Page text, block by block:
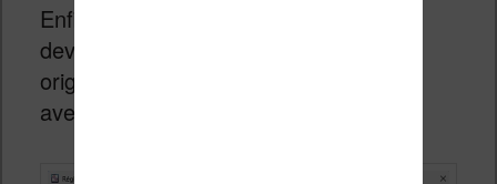
Enfin, dans l’onglet « Contenu », vous
devez sélectionner « Ajouter sans
original » pour obtenir le nouvel ebook
avec uniquement la traduction.